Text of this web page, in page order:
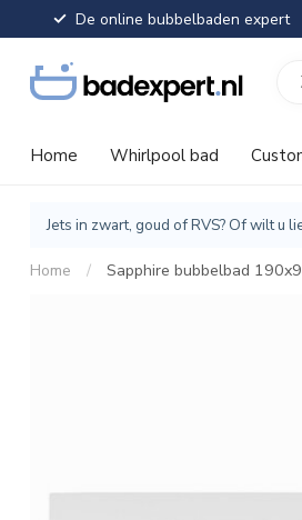
De online bubbelbaden expert
Home Whirlpool bad
Jets in zwart, goud of RVS? Of wilt
Home / Sapphire bubbelbad